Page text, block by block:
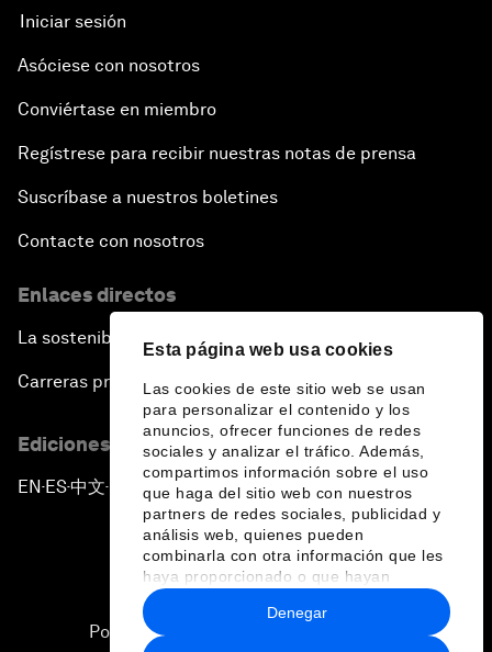
Esta página web usa cookies
Las cookies de este sitio web se usan
para personalizar el contenido y los
anuncios, ofrecer funciones de redes
sociales y analizar el tráfico. Además,
compartimos información sobre el uso
que haga del sitio web con nuestros
partners de redes sociales, publicidad y
análisis web, quienes pueden
combinarla con otra información que les
haya proporcionado o que hayan
recopilado a partir del uso que haya
hecho de sus servicios.
Denegar
Iniciar sesión
Asóciese con nosotros
Conviértase en miembro
Regístrese para recibir nuestras notas de prensa
Suscríbase a nuestros boletines
Contacte con nosotros
Enlaces directos
La sostenibilidad en el Foro
Carreras profesionales
Ediciones en otros idiomas
EN ▪ES▪中文▪ 日本語
Política de privacidad y normas de uso